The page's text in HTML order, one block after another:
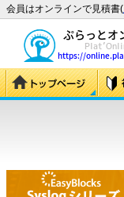
会員はオンラインで見積書(